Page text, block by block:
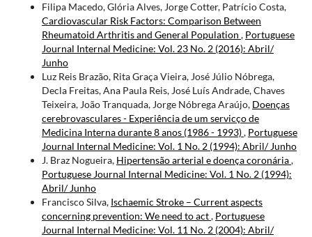
Filipa Macedo, Glória Alves, Jorge Cotter, Patrício Costa,
Cardiovascular Risk Factors: Comparison Between
Rheumatoid Arthritis and General Population , Portuguese
Journal Internal Medicine: Vol. 23 No. 2 (2016): Abril/
Junho
Luz Reis Brazão, Rita Graça Vieira, José Júlio Nóbrega,
Decla Freitas, Ana Paula Reis, José Luís Andrade, Chaves
Teixeira, João Tranquada, Jorge Nóbrega Araújo, Doenças
cerebrovasculares - Experiência de um servicço de
Medicina Interna durante 8 anos (1986 - 1993), Portuguese
Journal Internal Medicine: Vol. 1 No. 2 (1994): Abril/ Junho
J. Braz Nogueira, Hipertensão arterial e doença coronária,
Portuguese Journal Internal Medicine: Vol. 1 No. 2 (1994):
Abril/ Junho
Francisco Silva, Ischaemic Stroke – Current aspects
concerning prevention: We need to act, Portuguese
Journal Internal Medicine: Vol. 11 No. 2 (2004): Abril/